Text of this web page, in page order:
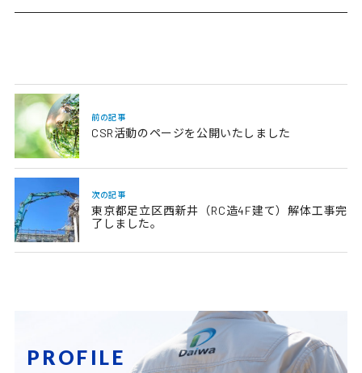
前の記事
CSR活動のページを公開いたしました
次の記事
東京都足立区西新井（RC造4F建て）解体工事完
了しました。
PROFILE